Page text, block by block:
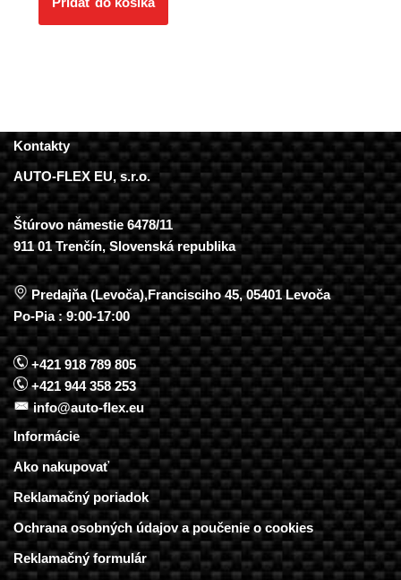
Kontakty
AUTO-FLEX EU, s.r.o.
Štúrovo námestie 6478/11
911 01 Trenčín, Slovenská republika
Predajňa (Levoča),Francisciho 45, 05401 Levoča
Po-Pia : 9:00-17:00
+421 918 789 805
+421 944 358 253
info@auto-flex.eu
Informácie
Ako nakupovať
Reklamačný poriadok
Ochrana osobných údajov a poučenie o cookies
Reklamačný formulár